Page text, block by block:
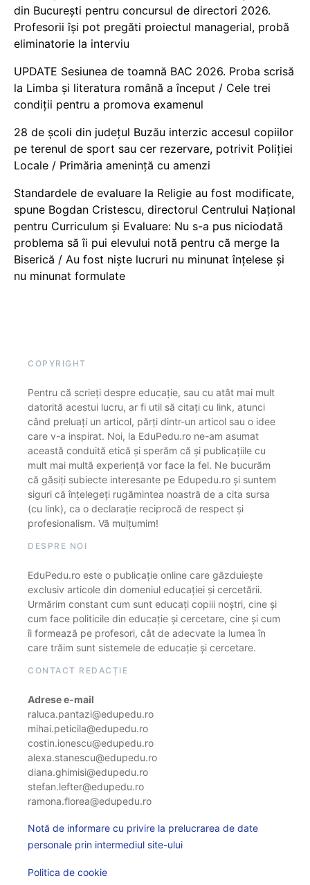
din București pentru concursul de directori 2026.
Profesorii își pot pregăti proiectul managerial, probă
eliminatorie la interviu
UPDATE Sesiunea de toamnă BAC 2026. Proba scrisă
la Limba și literatura română a început / Cele trei
condiții pentru a promova examenul
28 de școli din județul Buzău interzic accesul copiilor
pe terenul de sport sau cer rezervare, potrivit Poliției
Locale / Primăria amenință cu amenzi
Standardele de evaluare la Religie au fost modificate,
spune Bogdan Cristescu, directorul Centrului Național
pentru Curriculum și Evaluare: Nu s-a pus niciodată
problema să îi pui elevului notă pentru că merge la
Biserică / Au fost niște lucruri nu minunat înțelese și
nu minunat formulate
COPYRIGHT
Pentru că scrieți despre educație, sau cu atât mai mult
datorită acestui lucru, ar fi util să citați cu link, atunci
când preluați un articol, părți dintr-un articol sau o idee
care v-a inspirat. Noi, la EduPedu.ro ne-am asumat
această conduită etică și sperăm că și publicațiile cu
mult mai multă experiență vor face la fel. Ne bucurăm
că găsiți subiecte interesante pe Edupedu.ro și suntem
siguri că înțelegeți rugămintea noastră de a cita sursa
(cu link), ca o declarație reciprocă de respect și
profesionalism. Vă mulțumim!
DESPRE NOI
EduPedu.ro este o publicație online care găzduiește
exclusiv articole din domeniul educației și cercetării.
Urmărim constant cum sunt educați copiii noștri, cine și
cum face politicile din educație și cercetare, cine și cum
îi formează pe profesori, cât de adecvate la lumea în
care trăim sunt sistemele de educație și cercetare.
CONTACT REDACȚIE
Adrese e-mail
raluca.pantazi@edupedu.ro
mihai.peticila@edupedu.ro
costin.ionescu@edupedu.ro
alexa.stanescu@edupedu.ro
diana.ghimisi@edupedu.ro
stefan.lefter@edupedu.ro
ramona.florea@edupedu.ro
Notă de informare cu privire la prelucrarea de date
personale prin intermediul site-ului
Politica de cookie